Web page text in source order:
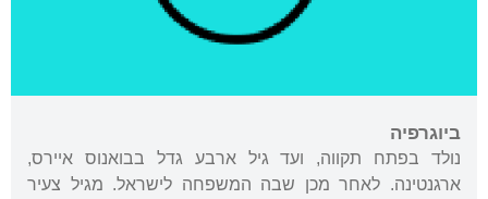
ביוגרפיה
נולד בפתח תקווה, ועד גיל ארבע גדל בבואנוס איירס,
ארגנטינה. לאחר מכן שבה המשפחה לישראל. מגיל צעיר